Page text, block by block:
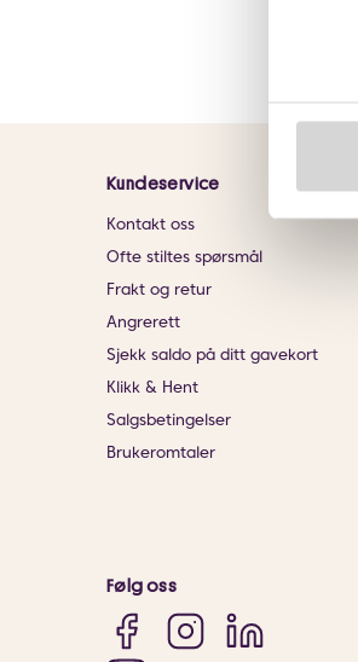
Kundeservice
Kontakt oss
Ofte stiltes spørsmål
Frakt og retur
Angrerett
Sjekk saldo på ditt gavekort
Klikk & Hent
Salgsbetingelser
Brukeromtaler
Følg oss